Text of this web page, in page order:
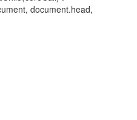
document.head,